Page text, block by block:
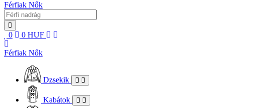
Férfiak Nők
0 0 HUF
Férfiak Nők
Dzsekik
Kabátok